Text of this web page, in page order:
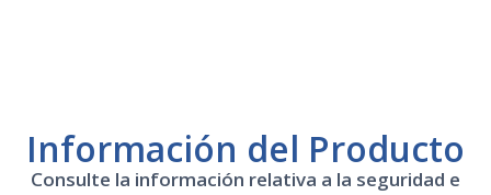
Información del Producto
Consulte la información relativa a la seguridad e